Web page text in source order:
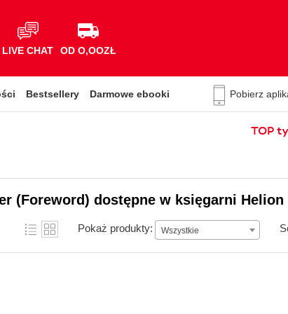
LIVE CHAT OD O,OOZŁ
Bestsellery Darmowe ebooki Pobierz
TOP
(Foreword) dostępne w księgarni Helion
Pokaż produkty: Wszystkie